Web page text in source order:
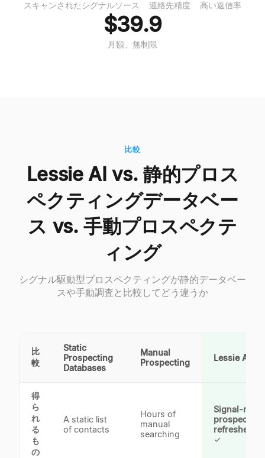
スキャンされたシグナルソース 連絡先精度 高い返信率
$39.9
月額、無制限
比較
Lessie AI vs. 静的プロス
ペクティングデータベー
ス vs. 手動プロスペクテ
ィング
シグナル駆動型プロスペクティングが静的データベー
スや手動調査と比較してどう違うか
比
較
Static
Prospecting
Databases
Manual
Prospecting
Lessie AI
得
ら
れ
る
も
の
A static list
of contacts
Hours of
manual
searching
Signal-
prospects,
refreshed
✓